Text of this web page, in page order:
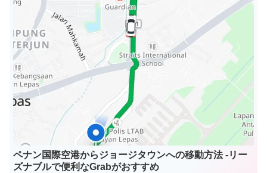
ペナン国際空港からジョージタウンへの移動方法 -リー
ズナブルで便利なGrabがおすすめ